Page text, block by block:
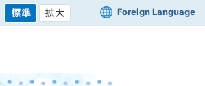
Foreign Language